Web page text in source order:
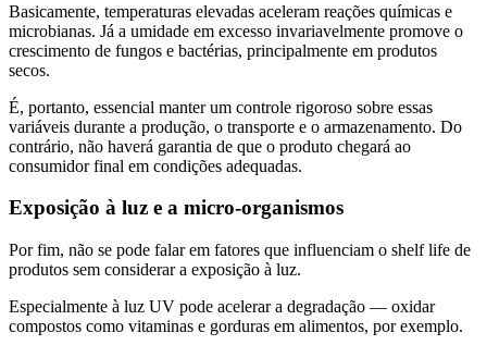
Basicamente, temperaturas elevadas aceleram reações químicas e
microbianas. Já a umidade em excesso invariavelmente promove o
crescimento de fungos e bactérias, principalmente em produtos
secos.
É, portanto, essencial manter um controle rigoroso sobre essas
variáveis durante a produção, o transporte e o armazenamento. Do
contrário, não haverá garantia de que o produto chegará ao
consumidor final em condições adequadas.
Exposição à luz e a micro-organismos
Por fim, não se pode falar em fatores que influenciam o shelf life de
produtos sem considerar a exposição à luz.
Especialmente à luz UV pode acelerar a degradação — oxidar
compostos como vitaminas e gorduras em alimentos, por exemplo.